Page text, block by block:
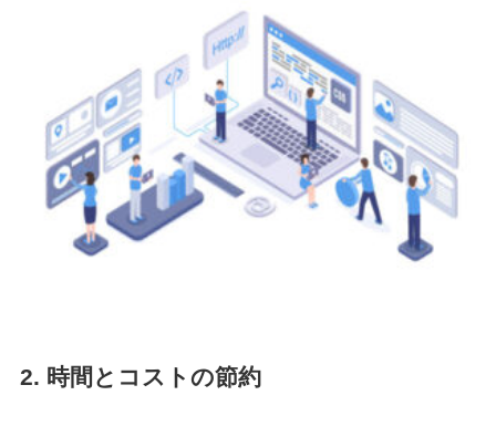
2. 時間とコストの節約